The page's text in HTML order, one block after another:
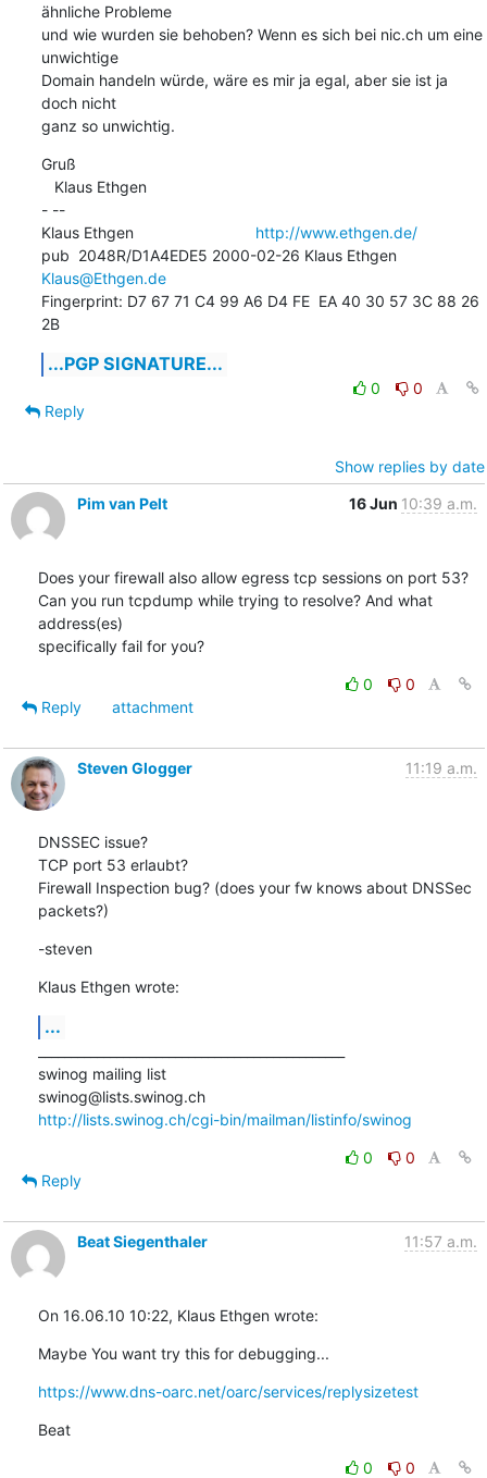
ähnliche Probleme
und wie wurden sie behoben? Wenn es sich bei nic.ch um eine
unwichtige
Domain handeln würde, wäre es mir ja egal, aber sie ist ja
doch nicht
ganz so unwichtig.
Gruß
- --
Klaus Ethgen http://www.ethgen.de/
pub  2048R/D1A4EDE5 2000-02-26 Klaus Ethgen
Klaus@Ethgen.de
Fingerprint: D7 67 71 C4 99 A6 D4 FE  EA 40 30 57 3C 88 26
2B
...PGP SIGNATURE...
0
0
Reply
Show replies by date
Pim van Pelt
16 Jun 10:39 a.m.
Does your firewall also allow egress tcp sessions on port 53?
Can you run tcpdump while trying to resolve? And what
address(es)
specifically fail for you?
0
0
Reply
attachment
Steven Glogger 11:19 a.m.
DNSSEC issue?
TCP port 53 erlaubt?
Firewall Inspection bug? (does your fw knows about DNSSec
packets?)
-steven
Klaus Ethgen wrote:
...
swinog mailing list
swinog@lists.swinog.ch
http://lists.swinog.ch/cgi-bin/mailman/listinfo/swinog
0
0
Reply
Beat Siegenthaler 11:57 a.m.
On 16.06.10 10:22, Klaus Ethgen wrote:
Maybe You want try this for debugging...
https://www.dns-oarc.net/oarc/services/replysizetest
Beat
0
0